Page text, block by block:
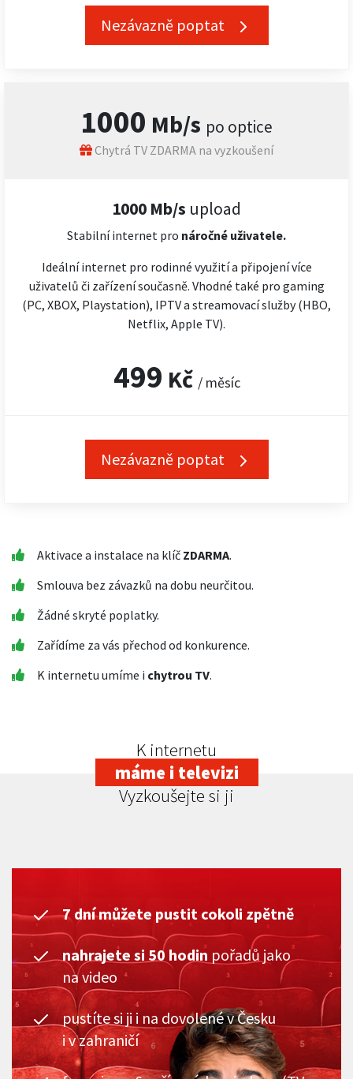
Nezávazně poptat
1000 Mb/s po optice
Chytrá TV ZDARMA na vyzkoušení
1000 Mb/s upload
Stabilní internet pro náročné uživatele.
Ideální internet pro rodinné využití a připojení více
uživatelů či zařízení současně. Vhodné také pro gaming
(PC, XBOX, Playstation), IPTV a streamovací služby (HBO,
Netflix, Apple TV).
499 Kč / měsíc
Nezávazně poptat
Aktivace a instalace na klíč ZDARMA.
Smlouva bez závazků na dobu neurčitou.
Žádné skryté poplatky.
Zařídíme za vás přechod od konkurence.
K internetu umíme i chytrou TV.
K internetu
máme i televizi
Vyzkoušejte si ji
7 dní můžete pustit cokoli zpětně
nahrajete si 50 hodin pořadů jako
na video
pustíte si ji i na dovolené v Česku
i v zahraničí